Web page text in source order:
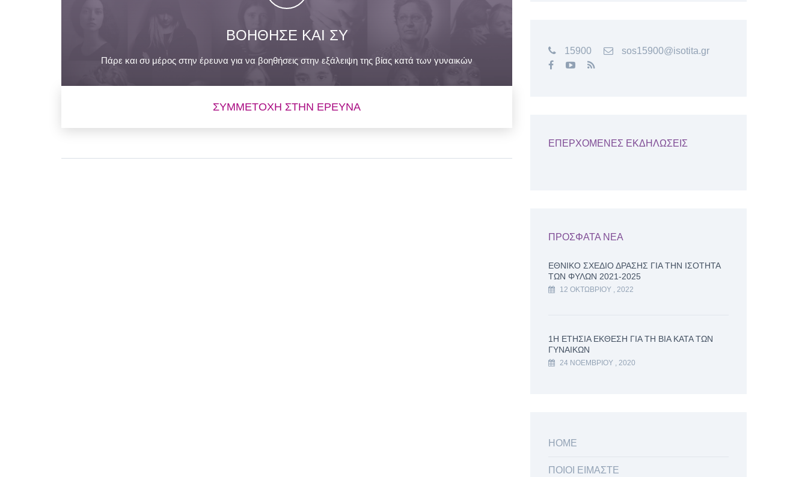
ΒΟΗΘΗΣΕ ΚΑΙ ΣΥ
Πάρε και συ μέρος στην έρευνα για να βοηθήσεις στην εξάλειψη της βίας κατά των γυναικών
ΣΥΜΜΕΤΟΧΗ ΣΤΗΝ ΕΡΕΥΝΑ
15900 sos15900@isotita.gr
ΕΠΕΡΧΟΜΕΝΕΣ ΕΚΔΗΛΩΣΕΙΣ
ΠΡΟΣΦΑΤΑ ΝΕΑ
ΕΘΝΙΚΌ ΣΧΈΔΙΟ ΔΡΆΣΗΣ ΓΙΑ ΤΗΝ ΙΣΌΤΗΤΑ
ΤΩΝ ΦΎΛΩΝ 2021-2025
12 ΟΚΤΩΒΡΊΟΥ , 2022
1Η ΕΤΉΣΙΑ ΈΚΘΕΣΗ ΓΙΑ ΤΗ ΒΊΑ ΚΑΤΆ ΤΩΝ
ΓΥΝΑΙΚΏΝ
24 ΝΟΕΜΒΡΊΟΥ , 2020
HOME
ΠΟΙΟΙ ΕΙΜΑΣΤΕ